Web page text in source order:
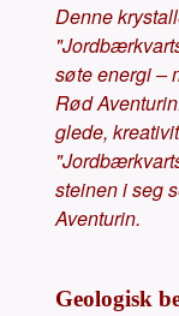
Denne
søte energi –
Rød
glede,
steinen i seg
Aventurin.
Geologisk